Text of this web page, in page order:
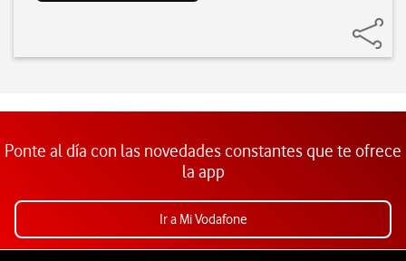
Ponte al día con las novedades constantes que te ofrece
la app
Ir a Mi Vodafone